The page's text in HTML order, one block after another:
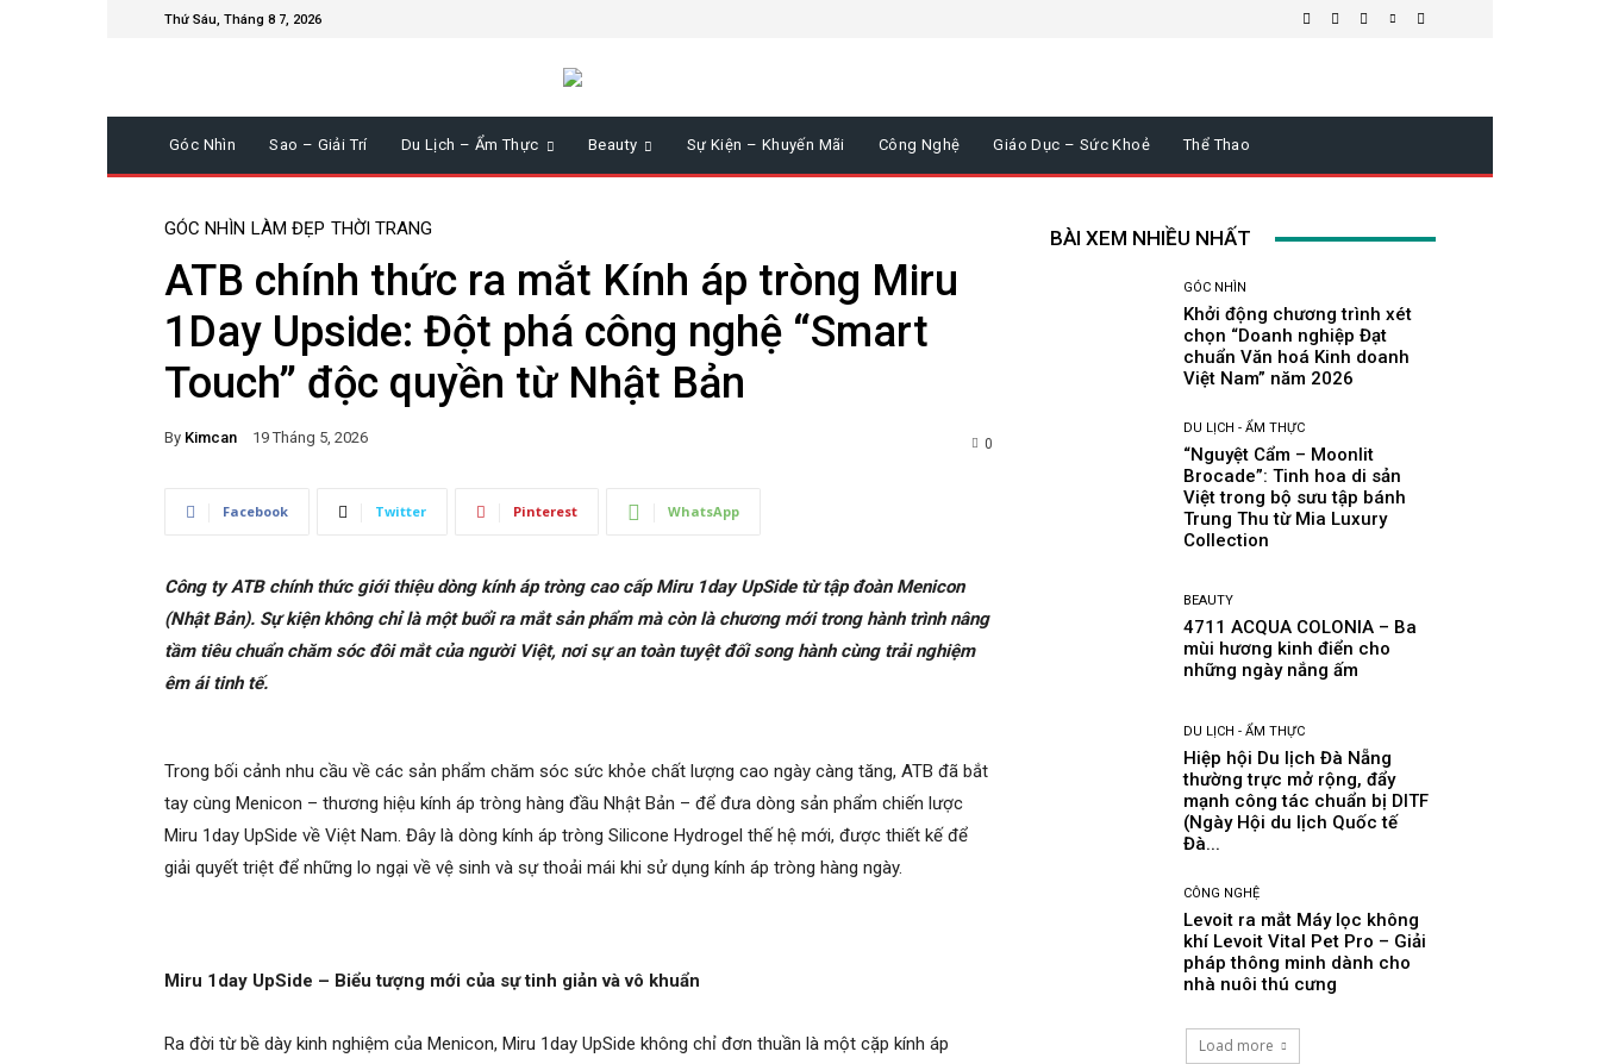
Thứ Sáu, Tháng 8 7, 2026
Góc Nhìn Sao – Giải Trí Du Lịch – Ẩm Thực Beauty Sự Kiện – Khuyến Mãi Công Nghệ Giáo Dục – Sức Khoẻ Thể Thao
GÓC NHÌN LÀM ĐẸP THỜI TRANG
ATB chính thức ra mắt Kính áp tròng Miru
1Day Upside: Đột phá công nghệ “Smart
Touch” độc quyền từ Nhật Bản
By Kimcan 19 Tháng 5, 2026 0
Facebook Twitter Pinterest WhatsApp
Công ty ATB chính thức giới thiệu dòng kính áp tròng cao cấp Miru 1day UpSide từ tập đoàn Menicon
(Nhật Bản). Sự kiện không chỉ là một buổi ra mắt sản phẩm mà còn là chương mới trong hành trình nâng
tầm tiêu chuẩn chăm sóc đôi mắt của người Việt, nơi sự an toàn tuyệt đối song hành cùng trải nghiệm
êm ái tinh tế.
Trong bối cảnh nhu cầu về các sản phẩm chăm sóc sức khỏe chất lượng cao ngày càng tăng, ATB đã bắt
tay cùng Menicon – thương hiệu kính áp tròng hàng đầu Nhật Bản – để đưa dòng sản phẩm chiến lược
Miru 1day UpSide về Việt Nam. Đây là dòng kính áp tròng Silicone Hydrogel thế hệ mới, được thiết kế để
giải quyết triệt để những lo ngại về vệ sinh và sự thoải mái khi sử dụng kính áp tròng hàng ngày.
Miru 1day UpSide – Biểu tượng mới của sự tinh giản và vô khuẩn
Ra đời từ bề dày kinh nghiệm của Menicon, Miru 1day UpSide không chỉ đơn thuần là một cặp kính áp
BÀI XEM NHIỀU NHẤT
GÓC NHÌN
Khởi động chương trình xét
chọn “Doanh nghiệp Đạt
chuẩn Văn hoá Kinh doanh
Việt Nam” năm 2026
DU LỊCH - ẨM THỰC
“Nguyệt Cẩm – Moonlit
Brocade”: Tinh hoa di sản
Việt trong bộ sưu tập bánh
Trung Thu từ Mia Luxury
Collection
BEAUTY
4711 ACQUA COLONIA – Ba
mùi hương kinh điển cho
những ngày nắng ấm
DU LỊCH - ẨM THỰC
Hiệp hội Du lịch Đà Nẵng
thường trực mở rộng, đẩy
mạnh công tác chuẩn bị DITF
(Ngày Hội du lịch Quốc tế
Đà...
CÔNG NGHỆ
Levoit ra mắt Máy lọc không
khí Levoit Vital Pet Pro – Giải
pháp thông minh dành cho
nhà nuôi thú cưng
Load more